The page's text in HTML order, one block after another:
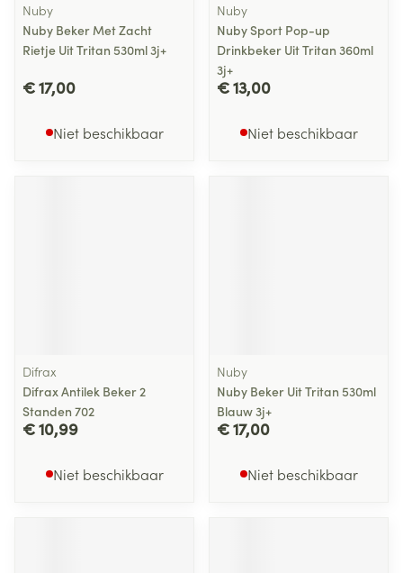
Nuby
Nuby Beker Met Zacht
Rietje Uit Tritan 530ml 3j+
€ 17,00
Niet beschikbaar
Nuby
Nuby Sport Pop-up
Drinkbeker Uit Tritan 360ml
3j+
€ 13,00
Niet beschikbaar
Difrax
Difrax Antilek Beker 2
Standen 702
€ 10,99
Niet beschikbaar
Nuby
Nuby Beker Uit Tritan 530ml
Blauw 3j+
€ 17,00
Niet beschikbaar